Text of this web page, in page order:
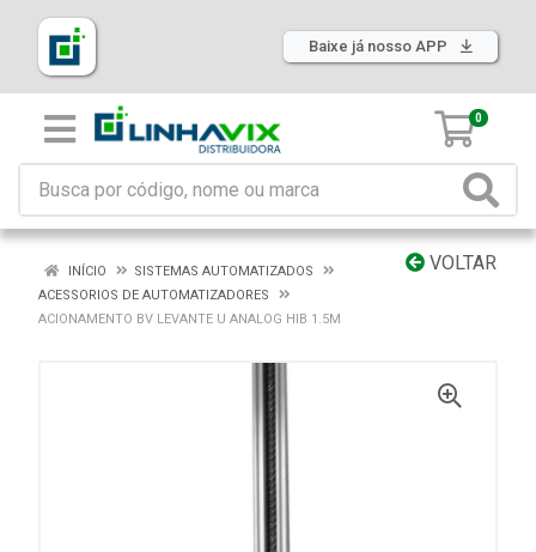
Baixe já nosso APP
0
VOLTAR
INÍCIO
SISTEMAS AUTOMATIZADOS
ACESSORIOS DE AUTOMATIZADORES
ACIONAMENTO BV LEVANTE U ANALOG HIB 1.5M